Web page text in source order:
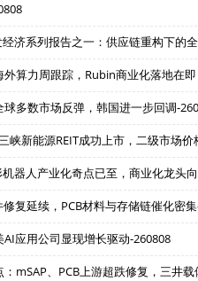
济系列报告之一：供应链重构下的
算力周跟踪，Rubin商业化落地在
多数市场反弹，韩国进一步回调-
峡新能源REIT成功上市，二级市场
器人产业化奇点已至，商业化龙头
复延续，PCB材料与存储链催化密
应用公司显现增长驱动-260808
mSAP、PCB上游超跌修复，三井